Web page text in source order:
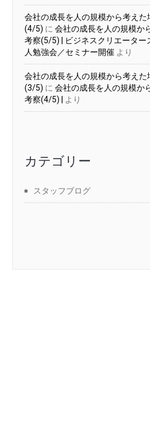
会社の成長を人の規模から考えた
(4/5) に 会社の成長を人の規模か
考察(5/5) | ビジネスクリエーター
人勉強会／セミナー開催 より
会社の成長を人の規模から考えた
(3/5) に 会社の成長を人の規模か
考察(4/5) |
より
カテゴリー
スタッフブログ